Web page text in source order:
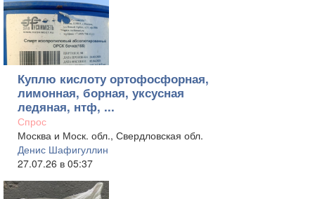
Куплю кислоту ортофосфорная,
лимонная, борная, уксусная
ледяная, нтф, ...
Спрос
Москва и Моск. обл., Свердловская обл.
Денис Шафигуллин
27.07.26 в 05:37